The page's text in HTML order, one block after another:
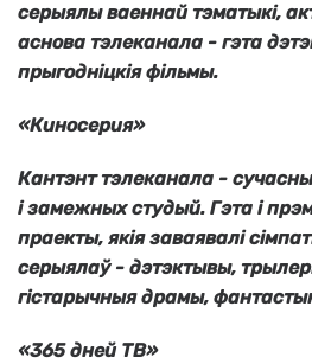
серыялы ваеннай тэматыкі,
аснова тэлеканала - гэта
прыгодніцкія фільмы.
«Киносерия»
Кантэнт тэлеканала -
і замежных студый. Гэта і
праекты, якія заваявалі
серыялаў - дэтэктывы,
гістарычныя драмы,
«365 дней ТВ»